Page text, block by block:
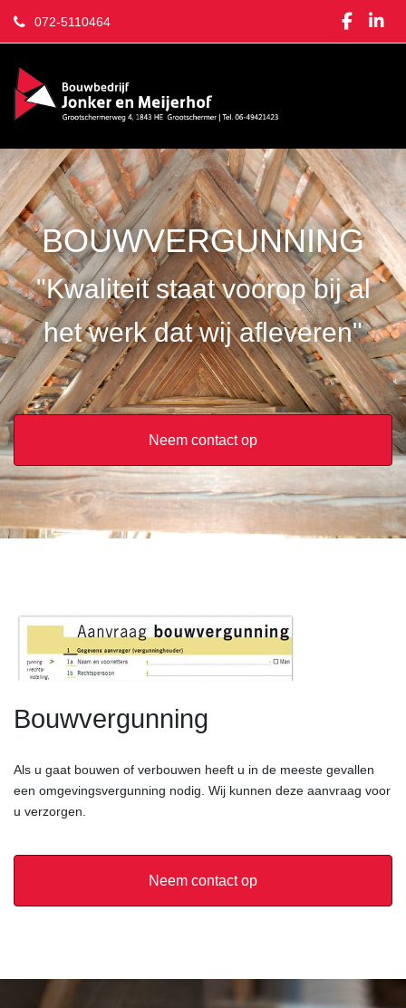
072-5110464
BOUWVERGUNNING
"Kwaliteit staat voorop bij al
het werk dat wij afleveren"
Neem contact op
Bouwvergunning
Als u gaat bouwen of verbouwen heeft u in de meeste gevallen
een omgevingsvergunning nodig. Wij kunnen deze aanvraag voor
u verzorgen.
Neem contact op